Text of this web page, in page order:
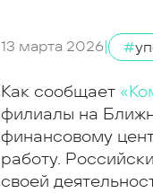
13 марта 2026| #
Как сообщает
филиалы на
финансовому
работу.
своей